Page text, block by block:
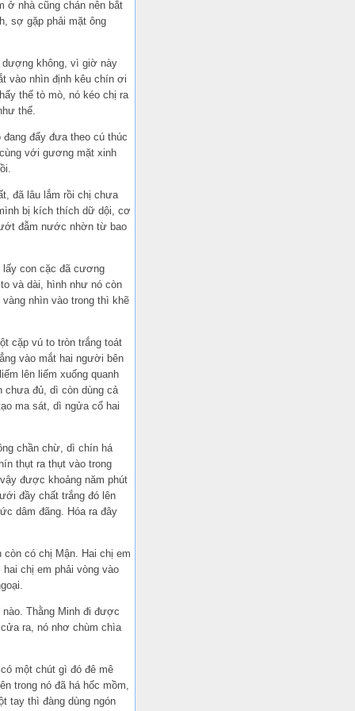
ở nhà cũng chán nên bắt
sợ gặp phải mặt ông
không, vì giờ này
vào nhìn định kêu chín ơi
thế tò mò, nó kéo chị ra
thế.
đẩy đưa theo cú thúc
với gương mặt xinh
đã lâu lắm rồi chị chưa
bị kích thích dữ dội, cơ
đẫm nước nhờn từ bao
lấy con cặc đã cương
và dài, hình như nó còn
nhìn vào trong thì khẽ
cặp vú to tròn trắng toát
vào mắt hai người bên
lên liếm xuống quanh
chưa đủ, dì còn dùng cả
ma sát, dì ngửa cổ hai
chần chừ, dì chín há
thụt ra thụt vào trong
được khoảng năm phút
đầy chất trắng đó lên
dâm đãng. Hóa ra đây
còn có chị Mận. Hai chị em
chị em phải vòng vào
Thằng Minh đi được
ra, nó nhơ chùm chìa
một chút gì đó đê mê
trong nó đã há hốc mồm,
tay thì đàng dùng ngón